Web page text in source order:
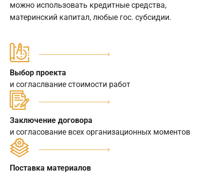
можно использовать кредитные средства,
материнский капитал, любые гос. субсидии.
Выбор проекта
и согласлвание стоимости работ
Заключение договора
и согласование всех организационных моментов
Поставка материалов